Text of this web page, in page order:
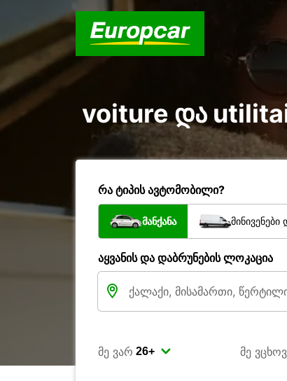
voiture და
რა ტიპის ავტომობილი?
მანქანა
აყვანის და დაბრუნების ლოკაცია
მე ვარ მე